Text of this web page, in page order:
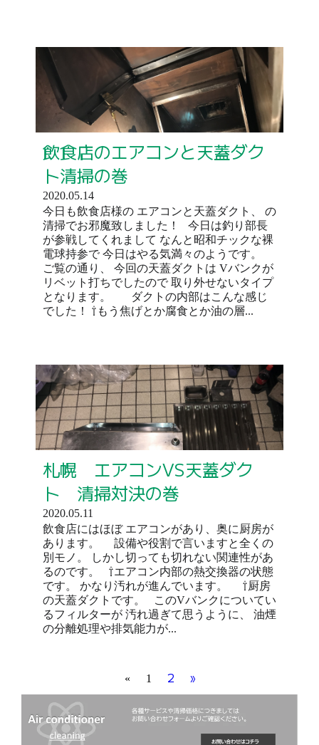
飲食店のエアコンと天蓋ダク
ト清掃の巻
2020.05.14
今日も飲食店様の エアコンと天蓋ダクト、 の
清掃でお邪魔致しました！ 今日は釣り部長
が参戦してくれまして なんと昭和チックな裸
電球持参で 今日はやる気満々のようです。
ご覧の通り、 今回の天蓋ダクトは Vバンクが
リベット打ちでしたので 取り外せないタイプ
となります。 ダクトの内部はこんな感じ
でした！ ⇧もう焦げとか腐食とか油の層...
札幌 エアコンVS天蓋ダク
ト 清掃対決の巻
2020.05.11
飲食店にはほぼ エアコンがあり、奥に厨房が
あります。 設備や役割で言いますと全くの
別モノ。 しかし切っても切れない関連性があ
るのです。 ⇧エアコン内部の熱交換器の状態
です。 かなり汚れが進んでいます。 ⇧厨房
の天蓋ダクトです。 このVバンクについてい
るフィルターが 汚れ過ぎて思うように、 油煙
の分離処理や排気能力が...
« 1 2 »